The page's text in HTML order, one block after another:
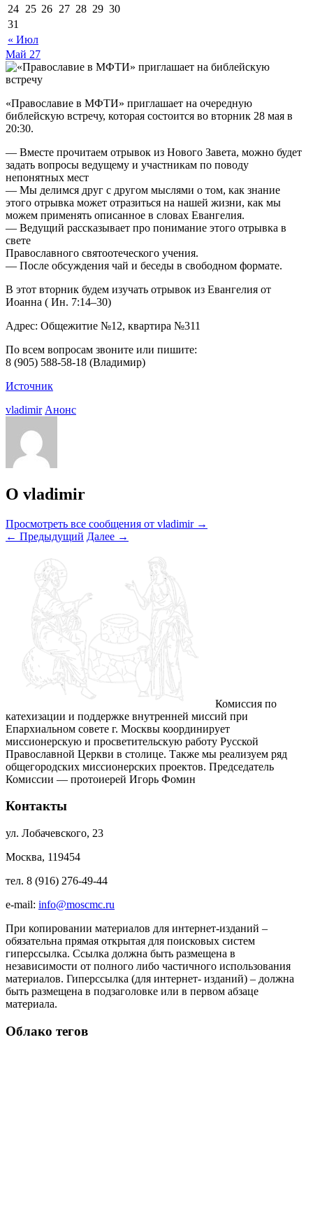
« Июл
24 25 26 27 28 29 30
31
Май 27
«Православие в МФТИ» приглашает на очередную
библейскую встречу, которая состоится во вторник 28 мая в
20:30.
— Вместе прочитаем отрывок из Нового Завета, можно будет
задать вопросы ведущему и участникам по поводу
непонятных мест
— Мы делимся друг с другом мыслями о том, как знание
этого отрывка может отразиться на нашей жизни, как мы
можем применять описанное в словах Евангелия.
— Ведущий рассказывает про понимание этого отрывка в
свете
Православного святоотеческого учения.
— После обсуждения чай и беседы в свободном формате.
В этот вторник будем изучать отрывок из Евангелия от
Иоанна ( Ин. 7:14–30)
Адрес: Общежитие №12, квартира №311
По всем вопросам звоните или пишите:
8 (905) 588-58-18 (Владимир)
Источник
vladimir Анонс
О vladimir
Просмотреть все сообщения от vladimir →
← Предыдущий Далее →
Комиссия по
катехизации и поддержке внутренней миссий при
Епархиальном совете г. Москвы координирует
миссионерскую и просветительскую работу Русской
Православной Церкви в столице. Также мы реализуем ряд
общегородских миссионерских проектов. Председатель
Комиссии — протоиерей Игорь Фомин
Контакты
ул. Лобачевского, 23
Москва, 119454
тел. 8 (916) 276-49-44
e-mail: info@moscmc.ru
При копировании материалов для интернет-изданий –
обязательна прямая открытая для поисковых систем
гиперссылка. Ссылка должна быть размещена в
независимости от полного либо частичного использования
материалов. Гиперссылка (для интернет- изданий) – должна
быть размещена в подзаголовке или в первом абзаце
материала.
Облако тегов